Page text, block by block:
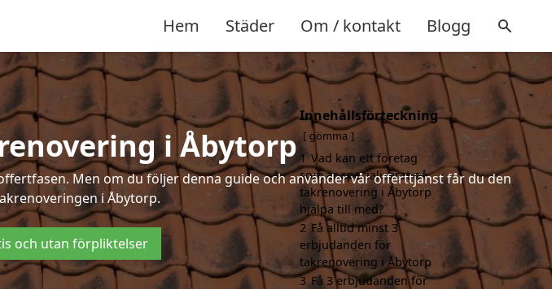
Hem Städer Om / kontakt Blogg
i Åbytorp
Men om du följer denna guide och använder vår offerttjänst får du den
i Åbytorp.
och utan förpliktelser
Innehållsförteckning
gömma
1 Vad kan ett företag
som är specialiserat på
takrenovering i Åbytorp
hjälpa till med?
2 Få alltid minst 3
erbjudanden för
takrenovering i Åbytorp
3 Få 3 erbjudanden för